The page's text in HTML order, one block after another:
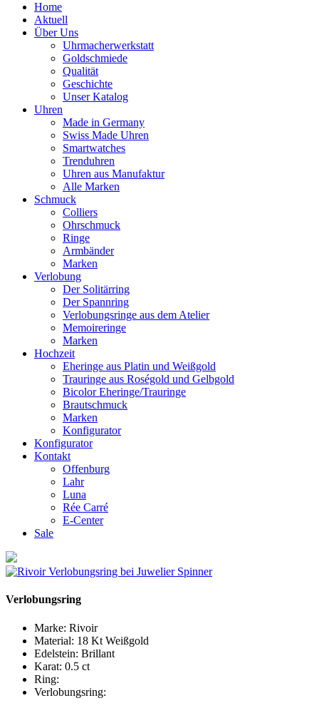
Home
Aktuell
Über Uns
Uhrmacherwerkstatt
Goldschmiede
Qualität
Geschichte
Unser Katalog
Uhren
Made in Germany
Swiss Made Uhren
Smartwatches
Trenduhren
Uhren aus Manufaktur
Alle Marken
Schmuck
Colliers
Ohrschmuck
Ringe
Armbänder
Marken
Verlobung
Der Solitärring
Der Spannring
Verlobungsringe aus dem Atelier
Memoireringe
Marken
Hochzeit
Eheringe aus Platin und Weißgold
Trauringe aus Roségold und Gelbgold
Bicolor Eheringe/Trauringe
Brautschmuck
Marken
Konfigurator
Konfigurator
Kontakt
Offenburg
Lahr
Luna
Rée Carré
E-Center
Sale
Verlobungsring
Marke: Rivoir
Material: 18 Kt Weißgold
Edelstein: Brillant
Karat: 0.5 ct
Ring:
Verlobungsring: